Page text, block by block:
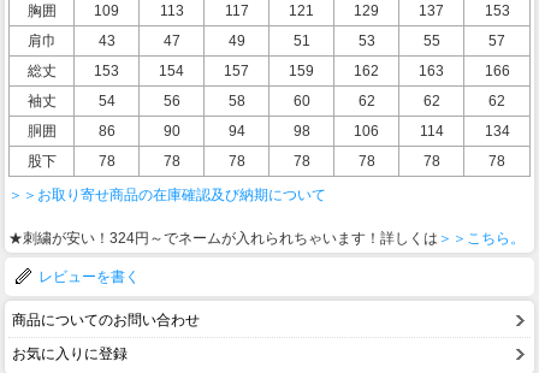
胸囲 109 113 117 121 129 137
153
肩巾
43 47 49 51 53 55
57
総丈
153 154 157 159 162 163
166
袖丈
54 56 58 60 62 62
62
胴囲
86 90 94 98 106 114
134
股下
78 78 78 78 78 78
78
＞＞お取り寄せ商品の在庫確認及び納期について
★刺繍が安い！324円～でネームが入れられちゃいます！詳しくは ＞＞こちら。
レビューを書く
商品についてのお問い合わせ
お気に入りに登録